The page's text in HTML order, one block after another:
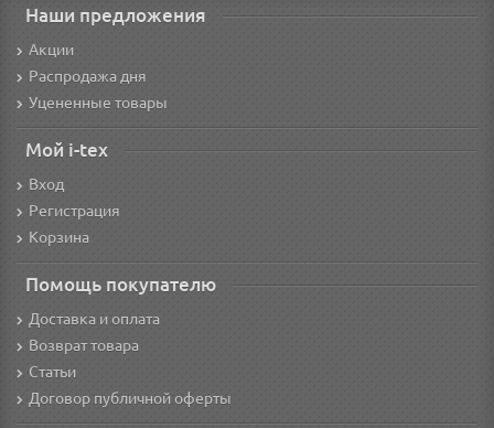
Наши предложения
Акции
Распродажа дня
Уцененные товары
Мой i-tex
Вход
Регистрация
Корзина
Помощь покупателю
Доставка и оплата
Возврат товара
Статьи
Договор публичной оферты